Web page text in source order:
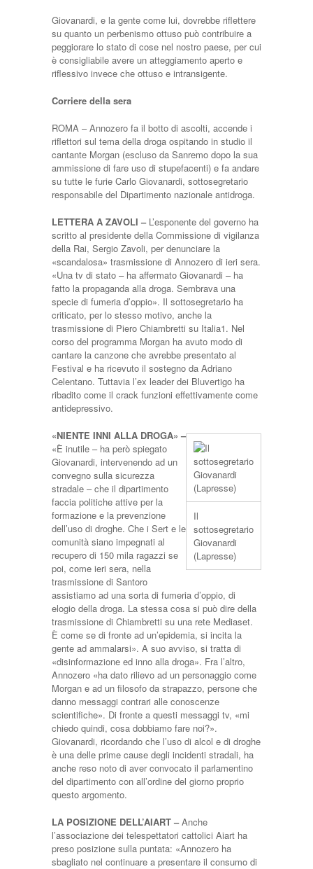
Giovanardi, e la gente come lui, dovrebbe riflettere
su quanto un perbenismo ottuso può contribuire a
peggiorare lo stato di cose nel nostro paese, per cui
è consigliabile avere un atteggiamento aperto e
riflessivo invece che ottuso e intransigente.
Corriere della sera
ROMA – Annozero fa il botto di ascolti, accende i
riflettori sul tema della droga ospitando in studio il
cantante Morgan (escluso da Sanremo dopo la sua
ammissione di fare uso di stupefacenti) e fa andare
su tutte le furie Carlo Giovanardi, sottosegretario
responsabile del Dipartimento nazionale antidroga.
LETTERA A ZAVOLI – L’esponente del governo ha
scritto al presidente della Commissione di vigilanza
della Rai, Sergio Zavoli, per denunciare la
«scandalosa» trasmissione di Annozero di ieri sera.
«Una tv di stato – ha affermato Giovanardi – ha
fatto la propaganda alla droga. Sembrava una
specie di fumeria d’oppio». Il sottosegretario ha
criticato, per lo stesso motivo, anche la
trasmissione di Piero Chiambretti su Italia1. Nel
corso del programma Morgan ha avuto modo di
cantare la canzone che avrebbe presentato al
Festival e ha ricevuto il sostegno da Adriano
Celentano. Tuttavia l’ex leader dei Bluvertigo ha
ribadito come il crack funzioni effettivamente come
antidepressivo.
Il
sottosegretario
Giovanardi
(Lapresse)
«NIENTE INNI ALLA DROGA» –
«È inutile – ha però spiegato
Giovanardi, intervenendo ad un
convegno sulla sicurezza
stradale – che il dipartimento
faccia politiche attive per la
formazione e la prevenzione
dell’uso di droghe. Che i Sert e le
comunità siano impegnati al
recupero di 150 mila ragazzi se
poi, come ieri sera, nella
trasmissione di Santoro
assistiamo ad una sorta di fumeria d’oppio, di
elogio della droga. La stessa cosa si può dire della
trasmissione di Chiambretti su una rete Mediaset.
È come se di fronte ad un’epidemia, si incita la
gente ad ammalarsi». A suo avviso, si tratta di
«disinformazione ed inno alla droga». Fra l’altro,
Annozero «ha dato rilievo ad un personaggio come
Morgan e ad un filosofo da strapazzo, persone che
danno messaggi contrari alle conoscenze
scientifiche». Di fronte a questi messaggi tv, «mi
chiedo quindi, cosa dobbiamo fare noi?».
Giovanardi, ricordando che l’uso di alcol e di droghe
è una delle prime cause degli incidenti stradali, ha
anche reso noto di aver convocato il parlamentino
del dipartimento con all’ordine del giorno proprio
questo argomento.
LA POSIZIONE DELL’AIART –Anche
l’associazione dei telespettatori cattolici Aiart ha
preso posizione sulla puntata: «Annozero ha
sbagliato nel continuare a presentare il consumo di